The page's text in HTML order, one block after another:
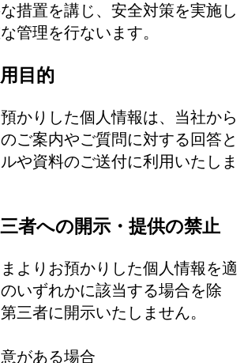
措置を講じ、安全対策を実施し
管理を行ないます。
目的
かりした個人情報は、当社から
ご案内やご質問に対する回答と
や資料のご送付に利用いたしま
者への開示・提供の禁止
よりお預かりした個人情報を適
いずれかに該当する場合を除
三者に開示いたしません。
がある場合